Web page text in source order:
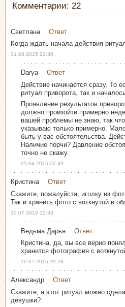
Комментарии: 22
Светлана
Ответ
Когда ждать начала действия
31.03.2015 22:30
Darya
Ответ
Действие начинается сразу. То
ритуал приворота, так и
Проявление результатов
должно произойти примерно
вашей проблемы не знаю, так что
указываю только примерно.
быть у вас обстоятельства.
Наличие порчи? Давление
точно не скажу.
05.04.2015 02:49
Кристина
Ответ
Скажите, пожалуйста, иголку из
Так и хранить фото с воткнутой в
10.07.2015 12:33
Ведьма Дарья
Ответ
Кристина, да, вы все верно
хранится фотография с
10.07.2015 19:28
Александр
Ответ
Скажите, а этот ритуал можно
девушки?